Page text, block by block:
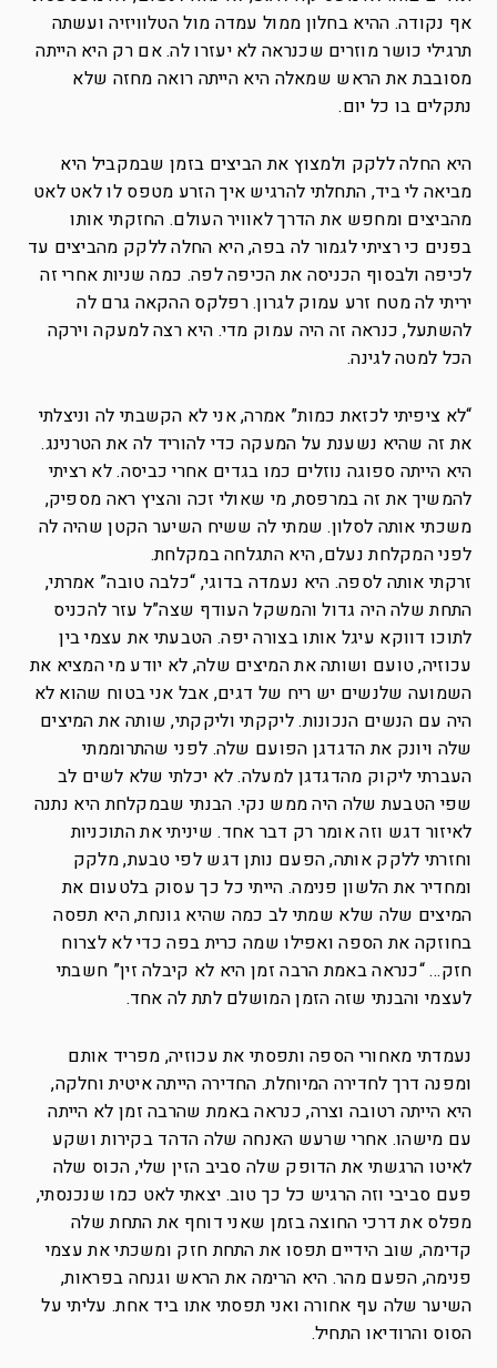
אף נקודה. ההיא בחלון ממול עמדה מול הטלוויזיה ועשתה
תרגילי כושר מוזרים שכנראה לא יעזרו לה. אם רק היא הייתה
מסובבת את הראש שמאלה היא הייתה רואה מחזה שלא
נתקלים בו כל יום.
היא החלה ללקק ולמצוץ את הביצים בזמן שבמקביל היא
מביאה לי ביד, התחלתי להרגיש איך הזרע מטפס לו לאט לאט
מהביצים ומחפש את הדרך לאוויר העולם. החזקתי אותו
בפנים כי רציתי לגמור לה בפה, היא החלה ללקק מהביצים עד
לכיפה ולבסוף הכניסה את הכיפה לפה. כמה שניות אחרי זה
יריתי לה מטח זרע עמוק לגרון. רפלקס ההקאה גרם לה
להשתעל, כנראה זה היה עמוק מדי. היא רצה למעקה וירקה
הכל למטה לגינה.
“לא ציפיתי לכזאת כמות” אמרה, אני לא הקשבתי לה וניצלתי
את זה שהיא נשענת על המעקה כדי להוריד לה את הטרנינג.
היא הייתה ספוגה נוזלים כמו בגדים אחרי כביסה. לא רציתי
להמשיך את זה במרפסת, מי שאולי זכה והציץ ראה מספיק,
משכתי אותה לסלון. שמתי לה ששיח השיער הקטן שהיה לה
לפני המקלחת נעלם, היא התגלחה במקלחת.
זרקתי אותה לספה. היא נעמדה בדוגי, “כלבה טובה” אמרתי,
התחת שלה היה גדול והמשקל העודף שצה”ל עזר להכניס
לתוכו דווקא עיגל אותו בצורה יפה. הטבעתי את עצמי בין
עכוזיה, טועם ושותה את המיצים שלה, לא יודע מי המציא את
השמועה שלנשים יש ריח של דגים, אבל אני בטוח שהוא לא
היה עם הנשים הנכונות. ליקקתי וליקקתי, שותה את המיצים
שלה ויונק את הדגדגן הפועם שלה. לפני שהתרוממתי
העברתי ליקוק מהדגדגן למעלה. לא יכלתי שלא לשים לב
שפי הטבעת שלה היה ממש נקי. הבנתי שבמקלחת היא נתנה
לאיזור דגש וזה אומר רק דבר אחד. שיניתי את התוכניות
וחזרתי ללקק אותה, הפעם נותן דגש לפי טבעת, מלקק
ומחדיר את הלשון פנימה. הייתי כל כך עסוק בלטעום את
המיצים שלה שלא שמתי לב כמה שהיא גונחת, היא תפסה
בחוזקה את הספה ואפילו שמה כרית בפה כדי לא לצרוח
חזק… “כנראה באמת הרבה זמן היא לא קיבלה זין” חשבתי
לעצמי והבנתי שזה הזמן המושלם לתת לה אחד.
נעמדתי מאחורי הספה ותפסתי את עכוזיה, מפריד אותם
ומפנה דרך לחדירה המיוחלת. החדירה הייתה איטית וחלקה,
היא הייתה רטובה וצרה, כנראה באמת שהרבה זמן לא הייתה
עם מישהו. אחרי שרעש האנחה שלה הדהד בקירות ושקע
לאיטו הרגשתי את הדופק שלה סביב הזין שלי, הכוס שלה
פעם סביבי וזה הרגיש כל כך טוב. יצאתי לאט כמו שנכנסתי,
מפלס את דרכי החוצה בזמן שאני דוחף את התחת שלה
קדימה, שוב הידיים תפסו את התחת חזק ומשכתי את עצמי
פנימה, הפעם מהר. היא הרימה את הראש וגנחה בפראות,
השיער שלה עף אחורה ואני תפסתי אתו ביד אחת. עליתי על
הסוס והרודיאו התחיל.